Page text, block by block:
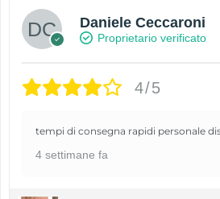
Daniele Ceccaroni
Proprietario verificato
4/5
tempi di consegna rapidi personale
4 settimane fa